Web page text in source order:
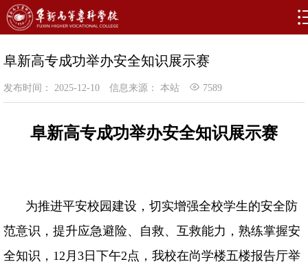
阜新高专成功举办安全知识展示赛
发布时间： 2025-12-10 信息来源： 本站 7589
阜新高专成功举办安全知识展示赛
为推进平安校园建设，切实增强全校学生的安全防
范意识，提升应急避险、自救、互救能力，熟练掌握安
全知识， 12月3日下午2点，我校在尚学楼五楼报告厅举